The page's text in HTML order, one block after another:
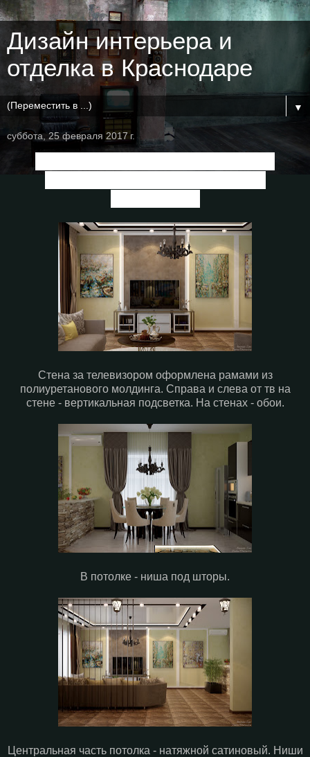
Дизайн интерьера и
отделка в Краснодаре
▼
суббота, 25 февраля 2017 г.
Стена за телевизором оформлена рамами из
полиуретанового молдинга. Справа и слева от тв на
стене - вертикальная подсветка. На стенах - обои.
В потолке - ниша под шторы.
Центральная часть потолка - натяжной сатиновый. Ниши